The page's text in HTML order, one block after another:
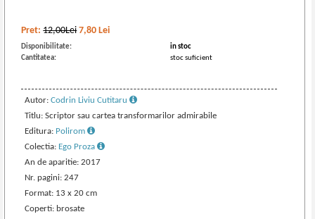
Pret:12,00Lei 7,80 Lei
Disponibilitate:
in stoc
Cantitatea:
stoc suficient
Autor:Codrin Liviu Cutitaru
Titlu: Scriptor sau cartea transformarilor admirabile
Editura: Polirom
Colectia: Ego Proza
An de aparitie: 2017
Nr. pagini: 247
Format: 13 x 20 cm
Coperti: brosate